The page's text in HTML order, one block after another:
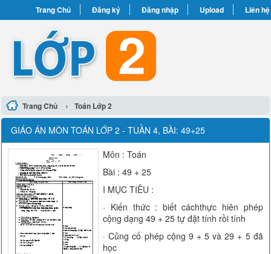
Trang Chủ Đăng ký Đăng nhập Upload Liên hệ
Trang Chủ › Toán Lớp 2
GIÁO ÁN MÔN TOÁN LỚP 2 - TUẦN 4, BÀI: 49+25
Môn : Toán
Bài : 49 + 25
I MỤC TIÊU :
· Kiến thức : biết cáchthực hiên phép
cộng dạng 49 + 25 tự đặt tính rồi tính
· Củng cố phép cộng 9 + 5 và 29 + 5 đã
học